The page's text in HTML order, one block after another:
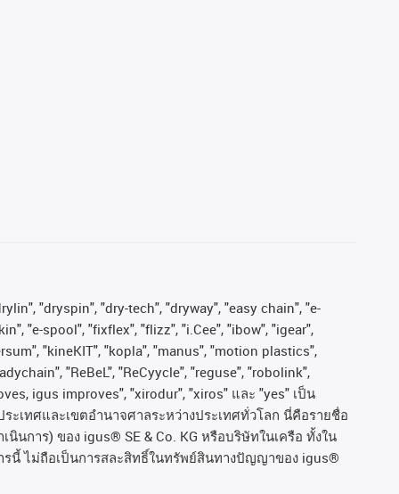
"dryspin", "dry-tech", "dryway", "easy chain", "e-
"e-spool", "fixflex", "flizz", "i.Cee", "ibow", "igear",
"kineKIT", "kopla", "manus", "motion plastics",
"ReBeL", "ReCyycle", "reguse", "robolink",
igus improves", "xirodur", "xiros" และ "yes" เป็น
ะเทศและเขตอํานาจศาลระหว่างประเทศทั่วโลก นี่คือรายชื่อ
นินการ) ของ igus® SE & Co. KG หรือบริษัทในเครือ ทั้งใน
รนี้ไม่ถือเป็นการสละสิทธิ์ในทรัพย์สินทางปัญญาของ igus®